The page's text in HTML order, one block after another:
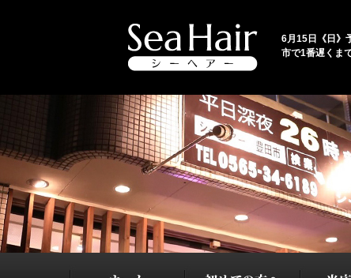
6月15日《日》
市で1番遅くま